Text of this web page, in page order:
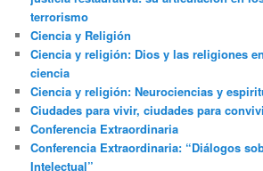
terrorismo
Ciencia y Religión
Ciencia y religión: Dios y las religiones
ciencia
Ciencia y religión: Neurociencias y
Ciudades para vivir, ciudades para
Conferencia Extraordinaria
Conferencia Extraordinaria: “Diálogos
Intelectual”